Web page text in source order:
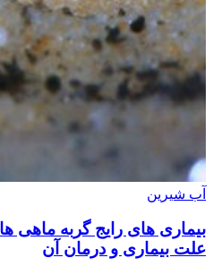
آب شیرین
بیماری های رایج گربه ماهی
علت بیماری و درمان آن